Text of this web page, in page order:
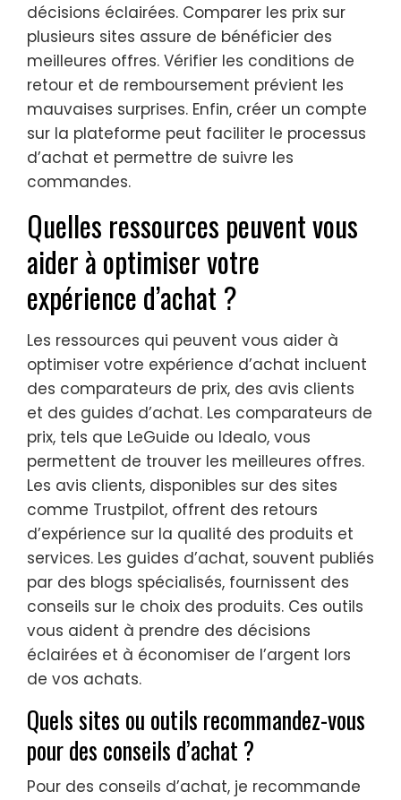
décisions éclairées. Comparer les prix sur
plusieurs sites assure de bénéficier des
meilleures offres. Vérifier les conditions de
retour et de remboursement prévient les
mauvaises surprises. Enfin, créer un compte
sur la plateforme peut faciliter le processus
d’achat et permettre de suivre les
commandes.
Quelles ressources peuvent vous
aider à optimiser votre
expérience d’achat ?
Les ressources qui peuvent vous aider à
optimiser votre expérience d’achat incluent
des comparateurs de prix, des avis clients
et des guides d’achat. Les comparateurs de
prix, tels que LeGuide ou Idealo, vous
permettent de trouver les meilleures offres.
Les avis clients, disponibles sur des sites
comme Trustpilot, offrent des retours
d’expérience sur la qualité des produits et
services. Les guides d’achat, souvent publiés
par des blogs spécialisés, fournissent des
conseils sur le choix des produits. Ces outils
vous aident à prendre des décisions
éclairées et à économiser de l’argent lors
de vos achats.
Quels sites ou outils recommandez-vous
pour des conseils d’achat ?
Pour des conseils d’achat, je recommande